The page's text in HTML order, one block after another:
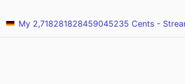
My 2,718281828459045235 Cents -